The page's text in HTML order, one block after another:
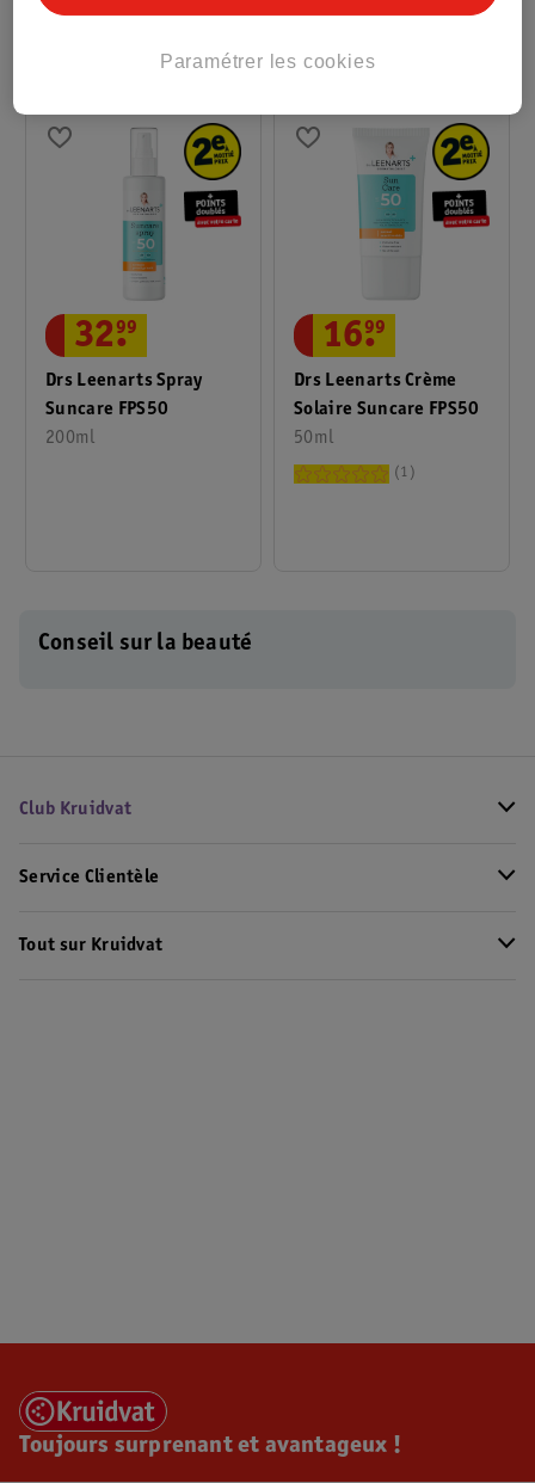
Drs Leenarts Spray
Suncare FPS50
200ml
32.
99
Drs Leenarts Crème
Solaire Suncare FPS50
50ml
16.
99
1
Conseil sur la beauté
Club Kruidvat
Service Clientèle
Tout sur Kruidvat
Toujours surprenant et avantageux !
Paramétrer les cookies